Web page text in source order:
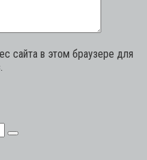
сайта в этом браузере для